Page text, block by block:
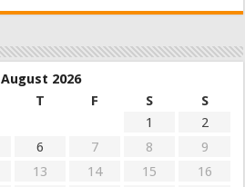
August 2026
T F S
S
1
2
6 7 8
9
13 14 15
16